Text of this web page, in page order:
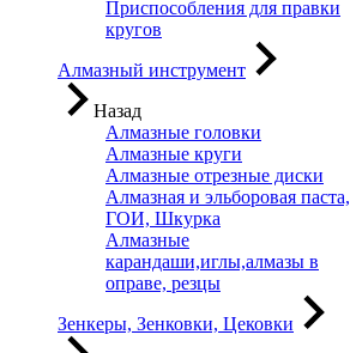
Приспособления для правки
кругов
Алмазный инструмент
Назад
Алмазные головки
Алмазные круги
Алмазные отрезные диски
Алмазная и эльборовая паста,
ГОИ, Шкурка
Алмазные
карандаши,иглы,алмазы в
оправе, резцы
Зенкеры, Зенковки, Цековки